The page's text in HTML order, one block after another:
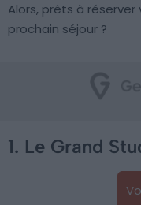
Alors, prêts à
prochain séjour ?
1. Le Grand